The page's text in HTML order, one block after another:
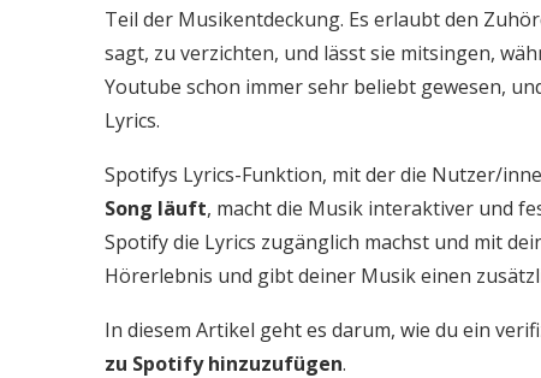
Teil der Musikentdeckung. Es erlaubt den
sagt, zu verzichten, und lässt sie mitsingen,
Youtube schon immer sehr beliebt gewesen,
Lyrics.
Spotifys Lyrics-Funktion, mit der die Nutzer/
Song läuft, macht die Musik interaktiver und
Spotify die Lyrics zugänglich machst und mit
Hörerlebnis und gibt deiner Musik einen
In diesem Artikel geht es darum, wie du ein
zu Spotify hinzuzufügen.